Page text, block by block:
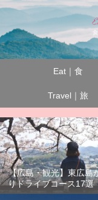
Eat｜食
Travel｜旅
【広島・観光】東広島
りドライブコース17選
間別】